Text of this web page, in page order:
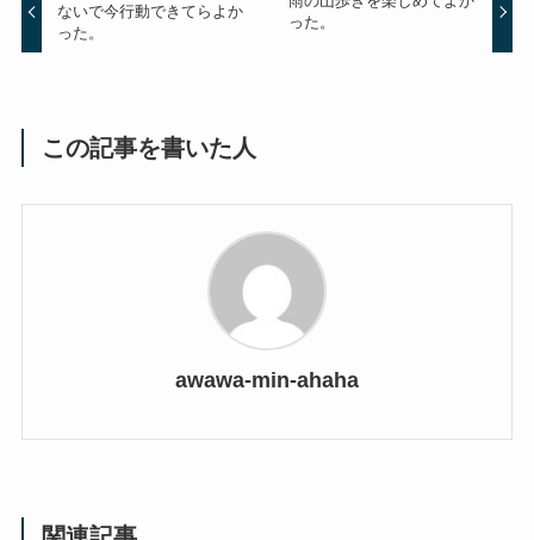
ないで今行動できてらよか
った。
った。
この記事を書いた人
awawa-min-ahaha